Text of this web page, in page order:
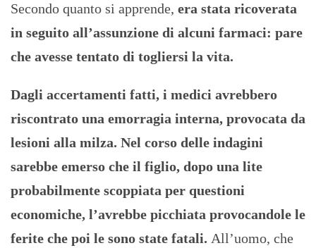
Secondo quanto si apprende, era stata ricoverata
in seguito all’assunzione di alcuni farmaci: pare
che avesse tentato di togliersi la vita.
Dagli accertamenti fatti, i medici avrebbero
riscontrato una emorragia interna, provocata da
lesioni alla milza. Nel corso delle indagini
sarebbe emerso che il figlio, dopo una lite
probabilmente scoppiata per questioni
economiche, l’avrebbe picchiata provocandole le
ferite che poi le sono state fatali. All’uomo, che